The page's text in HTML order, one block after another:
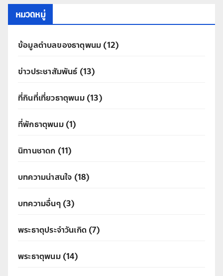
หมวดหมู่
ข้อมูลตำบลของธาตุพนม (12)
ข่าวประชาสัมพันธ์(13)
ที่กินที่เที่ยวธาตุพนม(13)
ที่พักธาตุพนม(1)
นิทานชาดก (11)
บทความน่าสนใจ (18)
บทความอื่นๆ(3)
พระธาตุประจำวันเกิด (7)
พระธาตุพนม(14)